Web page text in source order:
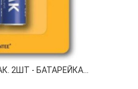
2ШТ - БАТАРЕЙКА...